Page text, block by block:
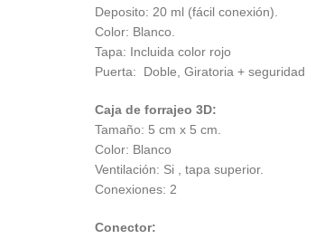
Deposito: 20 ml (fácil conexión).
Color: Blanco.
Tapa: Incluida color rojo
Puerta: Doble, Giratoria + seguridad
Caja de forrajeo 3D:
Tamaño: 5 cm x 5 cm.
Color: Blanco
Ventilación: Si , tapa superior.
Conexiones: 2
Conector: